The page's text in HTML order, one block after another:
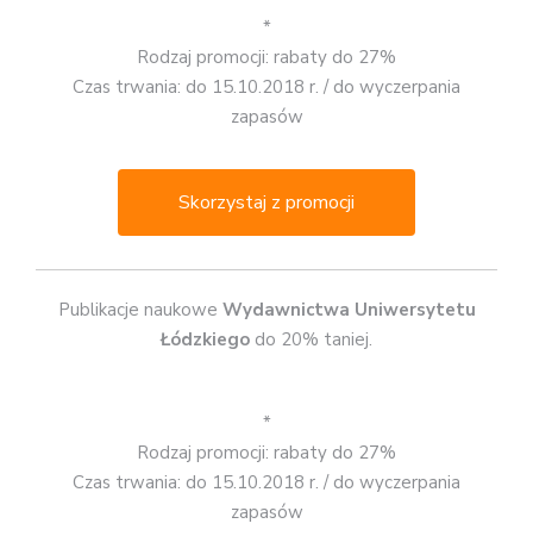
*
Rodzaj promocji: rabaty do 27%
Czas trwania: do 15.10.2018 r. / do wyczerpania
zapasów
Skorzystaj z promocji
Publikacje naukowe Wydawnictwa Uniwersytetu
Łódzkiego do 20% taniej.
*
Rodzaj promocji: rabaty do 27%
Czas trwania: do 15.10.2018 r. / do wyczerpania
zapasów